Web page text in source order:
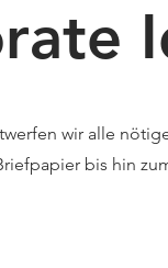
wir alle
bis hin